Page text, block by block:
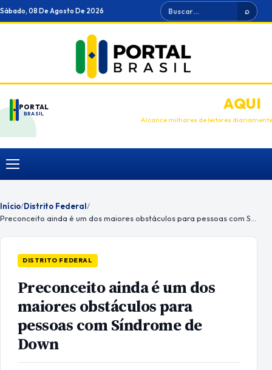
Ir
para
Sábado, 08 De Agosto De 2026 Buscar ⌕
PORTAL
BRASIL
ANUNCIEAQUI
Alcance milhares de leitores diariamente
Menu
Início/Distrito Federal/
DISTRITO FEDERAL
Preconceito ainda é um dos
maiores obstáculos para
pessoas com Síndrome de
Down